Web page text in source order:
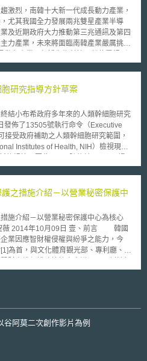
在產品包裝上之內容物清單中加以標
各界對此立法之反應不一，消費者團
綠黨議員則對法案中的奈米材料之定義
於緩慢而無法趕上市售產品之發展腳
烈，南韓十大新一代成長動力產業，
尤其我國全力發展兩兆雙星產業半導
及近期政府大力推動第三兆通訊及第四
力產業，未來將面臨南韓產業嚴厲挑
來型汽車、新一代半導體、新一代行動
主或強國為期許，顯現南韓的民族性
國大力發展的半導體、影像顯示、數位
兩國在影像顯示及半導體產業已展開激
正面衝突，其中又以ＴＦＴ─ＬＣＤ
像顯示產業，競爭最為激烈，我國希望
示器供應國，南韓也以全球第一為目
研究指導方針草案
小布希政府多年來的人類幹細胞研究
發佈了13505號執行命令（Executive
受政府補助之人類幹細胞研究範圍，
Institutes of Health, NIH）檢視現存
胞）也解除了禁令，使得美國科學家可
。另外，草案也就幹細胞取得之告知後
，源自於體細胞核移轉（somatic cell
）或為研究目的於體外所
的補助。 雖然草案大幅
合乎規定之幹細胞之研究無法接受到補
意草案所規定之限制條件。目前草案仍
之措施介紹－以營業秘密保護中
施介紹－以營業秘密保護中心為核心
月09日 壹、前言 韓國
業因應智財權侵權與紛爭之能力，今
為首，與文化體育觀光部、專利廳、法
及營業秘密等智財侵權之因應效率，研
，但其企業的普遍想法卻是「技術外
[3]。為促使韓國能夠朝智財強國邁進並
密管理體制、改善營業秘密保護制度以
」與「營業秘密正本證明制度」等措
阿莫二次創作影片為例